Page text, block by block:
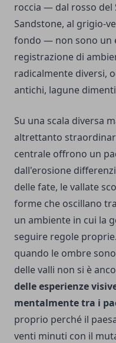
roccia — dal rosso del
Sandstone, al grigio-
fondo — non sono un
registrazione di
radicalmente diversi,
antichi, lagune
Su una scala diversa
altrettanto
centrale offrono un
dall'erosione
delle fate, le vallate
forme che oscillano
un ambiente in cui la
seguire regole
quando le ombre
delle valli non si è
delle esperienze
mentalmente tra i
proprio perché il
venti minuti con il